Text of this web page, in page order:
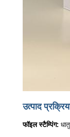
उत्पाद
फॉइल स्टैम्पिंग: